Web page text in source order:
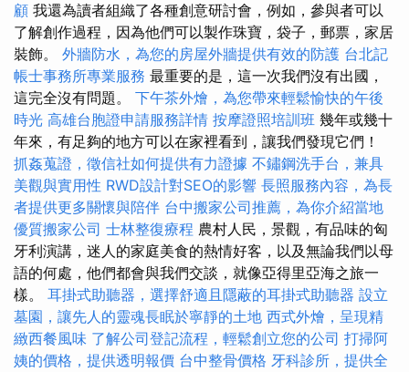
顧 我還為讀者組織了各種創意研討會，例如，參與者可以
了解創作過程，因為他們可以製作珠寶，袋子，郵票，家居
裝飾。 外牆防水，為您的房屋外牆提供有效的防護 台北記
帳士事務所專業服務 最重要的是，這一次我們沒有出國，
這完全沒有問題。 下午茶外燴，為您帶來輕鬆愉快的午後
時光 高雄台胞證申請服務詳情 按摩證照培訓班 幾年或幾十
年來，有足夠的地方可以在家裡看到，讓我們發現它們！
抓姦蒐證，徵信社如何提供有力證據 不鏽鋼洗手台，兼具
美觀與實用性 RWD設計對SEO的影響 長照服務內容，為長
者提供更多關懷與陪伴 台中搬家公司推薦，為你介紹當地
優質搬家公司 士林整復療程 農村人民，景觀，有品味的匈
牙利演講，迷人的家庭美食的熱情好客，以及無論我們以母
語的何處，他們都會與我們交談，就像亞得里亞海之旅一
樣。 耳掛式助聽器，選擇舒適且隱蔽的耳掛式助聽器 設立
墓園，讓先人的靈魂長眠於寧靜的土地 西式外燴，呈現精
緻西餐風味 了解公司登記流程，輕鬆創立您的公司 打掃阿
姨的價格，提供透明報價 台中整骨價格 牙科診所，提供全